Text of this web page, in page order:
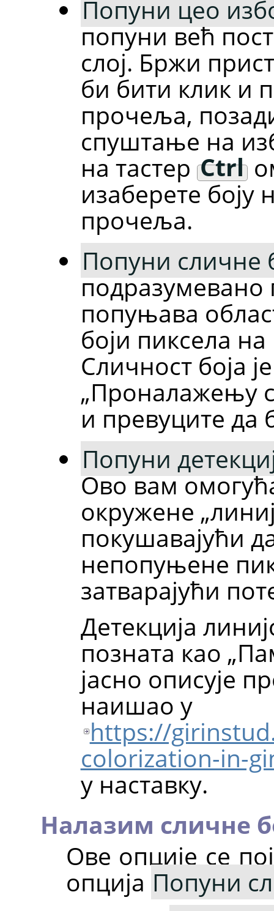
Попуни цео
попуни већ
слој. Бржи
би бити клик и
прочеља,
спуштање на
на тастер Ctrl
изаберете боју
прочеља.
Попуни сличне
попуњава
боји пиксела
Сличност боја
„Проналажењу
и превуците да
Попуни
Ово вам
окружене
покушавајући
непопуњене
затварајући
Детекција
позната као
јасно описује
наишао у
https://
colorization-in-
у наставку.
Налазим сличне
Ове опције се
опција Попуни